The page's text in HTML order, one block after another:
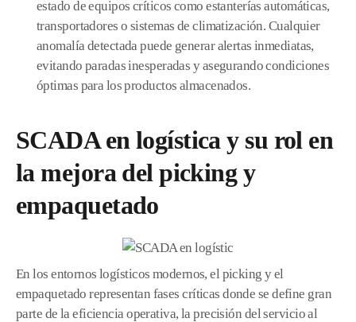
estado de equipos críticos como estanterías automáticas,
transportadores o sistemas de climatización. Cualquier
anomalía detectada puede generar alertas inmediatas,
evitando paradas inesperadas y asegurando condiciones
óptimas para los productos almacenados.
SCADA en logística y su rol en
la mejora del picking y
empaquetado
En los entornos logísticos modernos, el picking y el
empaquetado representan fases críticas donde se define gran
parte de la eficiencia operativa, la precisión del servicio al